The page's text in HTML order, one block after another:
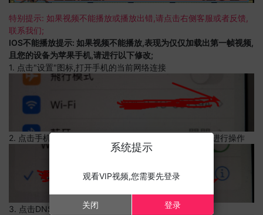
特别提示: 如果视频不能播放或播放出错,请点击右侧客服或者反馈,
联系我们;
IOS不能播放提示: 如果视频不能播放,表现为仅仅加载出第一帧视频,
且您的设备为苹果手机,请进行以下修改;
1. 点击"设置"图标,打开手机的当前网络连接
2. 点击手机的当前网络连接,上边有一个感叹号,点击可以进行操作
3. 点击DNS设置
系统提示
观看VIP视频,您需要先登录
关闭 登录